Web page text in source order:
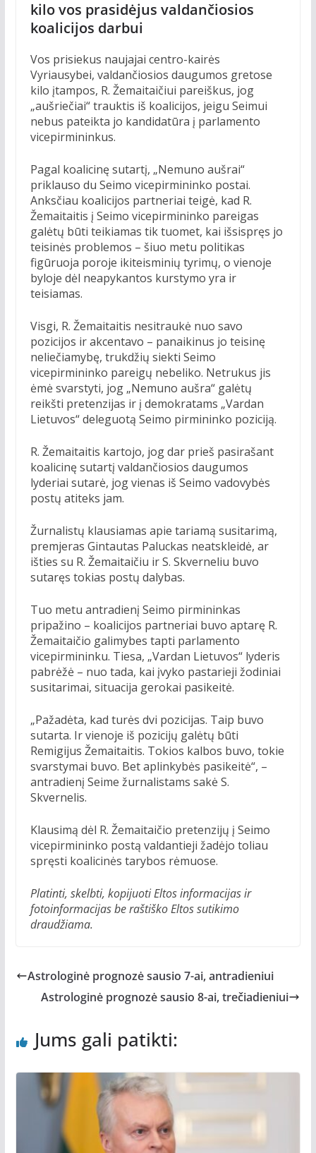
kilo vos prasidėjus valdančiosios
koalicijos darbui
Vos prisiekus naujajai centro-kairės
Vyriausybei, valdančiosios daugumos gretose
kilo įtampos, R. Žemaitaičiui pareiškus, jog
„aušriečiai“ trauktis iš koalicijos, jeigu Seimui
nebus pateikta jo kandidatūra į parlamento
vicepirmininkus.
Pagal koalicinę sutartį, „Nemuno aušrai“
priklauso du Seimo vicepirmininko postai.
Anksčiau koalicijos partneriai teigė, kad R.
Žemaitaitis į Seimo vicepirmininko pareigas
galėtų būti teikiamas tik tuomet, kai išsispręs jo
teisinės problemos – šiuo metu politikas
figūruoja poroje ikiteisminių tyrimų, o vienoje
byloje dėl neapykantos kurstymo yra ir
teisiamas.
Visgi, R. Žemaitaitis nesitraukė nuo savo
pozicijos ir akcentavo – panaikinus jo teisinę
neliečiamybę, trukdžių siekti Seimo
vicepirmininko pareigų nebeliko. Netrukus jis
ėmė svarstyti, jog „Nemuno aušra“ galėtų
reikšti pretenzijas ir į demokratams „Vardan
Lietuvos“ deleguotą Seimo pirmininko poziciją.
R. Žemaitaitis kartojo, jog dar prieš pasirašant
koalicinę sutartį valdančiosios daugumos
lyderiai sutarė, jog vienas iš Seimo vadovybės
postų atiteks jam.
Žurnalistų klausiamas apie tariamą susitarimą,
premjeras Gintautas Paluckas neatskleidė, ar
išties su R. Žemaitaičiu ir S. Skverneliu buvo
sutaręs tokias postų dalybas.
Tuo metu antradienį Seimo pirmininkas
pripažino – koalicijos partneriai buvo aptarę R.
Žemaitaičio galimybes tapti parlamento
vicepirmininku. Tiesa, „Vardan Lietuvos“ lyderis
pabrėžė – nuo tada, kai įvyko pastarieji žodiniai
susitarimai, situacija gerokai pasikeitė.
„Pažadėta, kad turės dvi pozicijas. Taip buvo
sutarta. Ir vienoje iš pozicijų galėtų būti
Remigijus Žemaitaitis. Tokios kalbos buvo, tokie
svarstymai buvo. Bet aplinkybės pasikeitė“, –
antradienį Seime žurnalistams sakė S.
Skvernelis.
Klausimą dėl R. Žemaitaičio pretenzijų į Seimo
vicepirmininko postą valdantieji žadėjo toliau
spręsti koalicinės tarybos rėmuose.
Platinti, skelbti, kopijuoti Eltos informacijas ir
fotoinformacijas be raštiško Eltos sutikimo
draudžiama.
Astrologinė prognozė sausio 7-ai, antradieniui
Astrologinė prognozė sausio 8-ai, trečiadieniui
Jums gali patikti: